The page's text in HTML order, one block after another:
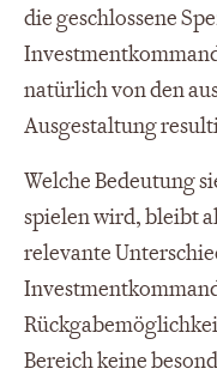
die geschlossene
natürlich von den
Ausgestaltung
Welche Bedeutung
spielen wird, bleibt
relevante
Bereich keine